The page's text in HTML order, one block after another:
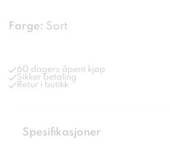
Farge: Sort
60 dagers åpent kjøp
Sikker betaling
Retur i butikk
Spesifikasjoner